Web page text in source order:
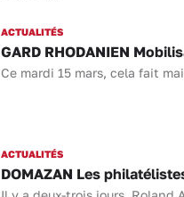
ACTUALITÉS
GARD RHODANIEN
Ce mardi 15 mars, cela fait
ACTUALITÉS
DOMAZAN Les